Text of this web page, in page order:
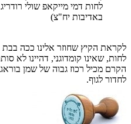
לחות דמי מייקאפ שולי
באדיבות יח"צ)
לחות, שאינו קומדוגני, דהיינו לא
לחדור לגוף.